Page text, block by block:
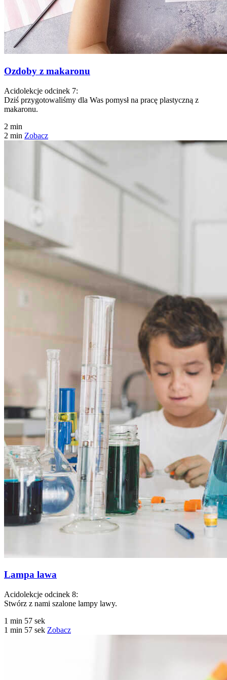
Ozdoby z makaronu
Acidolekcje odcinek 7:
Dziś przygotowaliśmy dla Was pomysł na pracę plastyczną z
makaronu.
2 min
2 min Zobacz
Lampa lawa
Acidolekcje odcinek 8:
Stwórz z nami szalone lampy lawy.
1 min 57 sek
1 min 57 sek Zobacz